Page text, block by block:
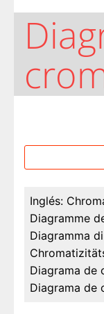
Inglés:
Diagramme
Diagramma
Diagrama de
Diagrama de